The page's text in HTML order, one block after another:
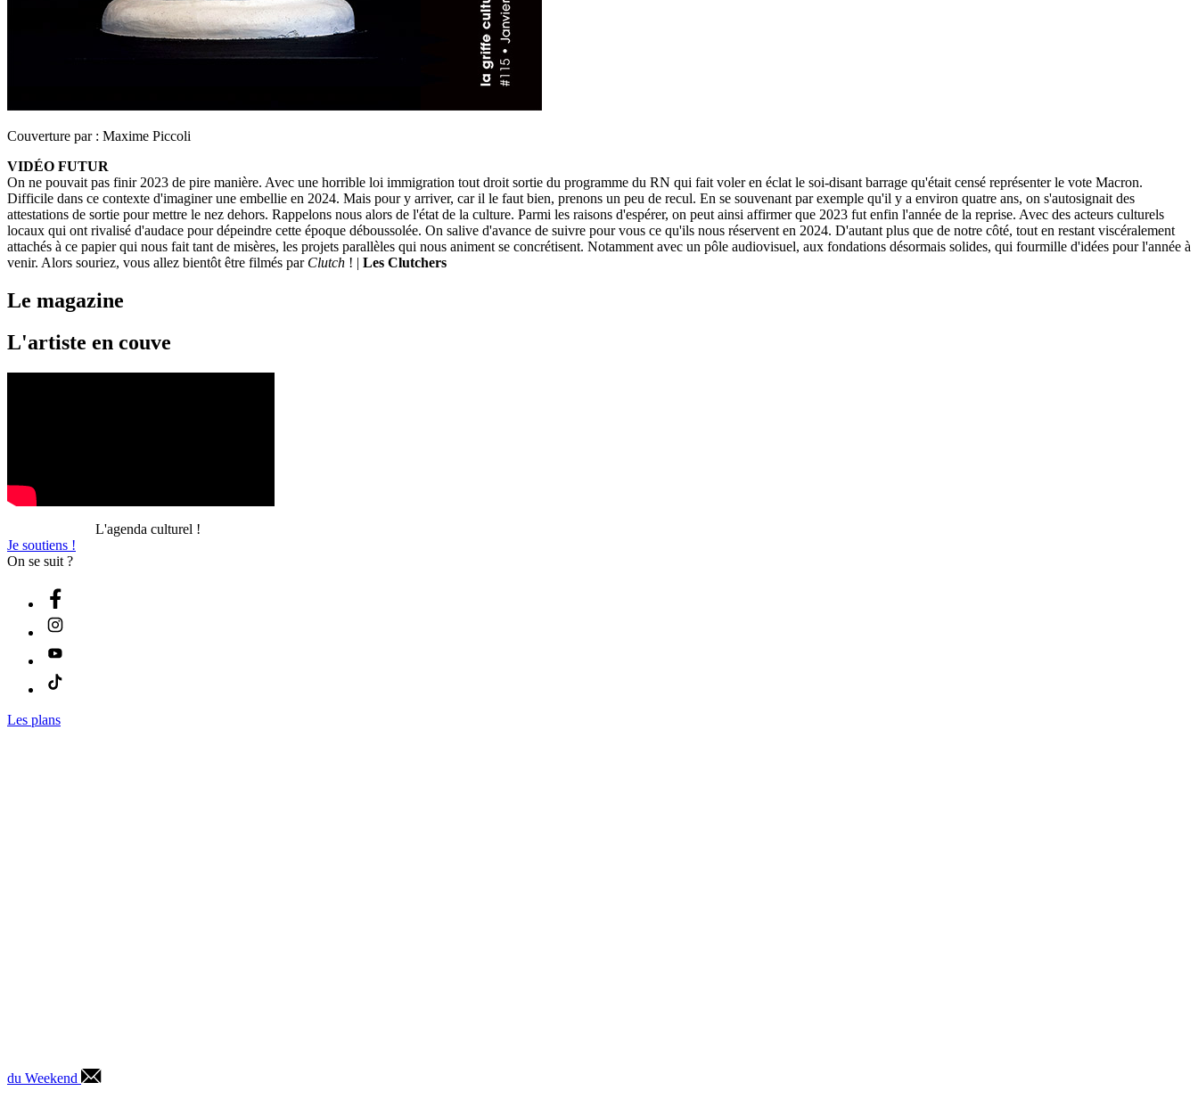
Couverture par : Maxime Piccoli
VIDÉO FUTUR
On ne pouvait pas finir 2023 de pire manière. Avec une horrible loi immigration tout droit sortie du programme du RN qui fait voler en éclat le soi-disant barrage qu'était censé représenter le vote Macron.
Difficile dans ce contexte d'imaginer une embellie en 2024. Mais pour y arriver, car il le faut bien, prenons un peu de recul. En se souvenant par exemple qu'il y a environ quatre ans, on s'autosignait des
attestations de sortie pour mettre le nez dehors. Rappelons nous alors de l'état de la culture. Parmi les raisons d'espérer, on peut ainsi affirmer que 2023 fut enfin l'année de la reprise. Avec des acteurs culturels
locaux qui ont rivalisé d'audace pour dépeindre cette époque déboussolée. On salive d'avance de suivre pour vous ce qu'ils nous réservent en 2024. D'autant plus que de notre côté, tout en restant viscéralement
attachés à ce papier qui nous fait tant de misères, les projets parallèles qui nous animent se concrétisent. Notamment avec un pôle audiovisuel, aux fondations désormais solides, qui fourmille d'idées pour l'année à
venir. Alors souriez, vous allez bientôt être filmés par Clutch ! | Les Clutchers
Le magazine
L'artiste en couve
L'agenda culturel !
Je soutiens !
On se suit ?
Les plans
du Weekend